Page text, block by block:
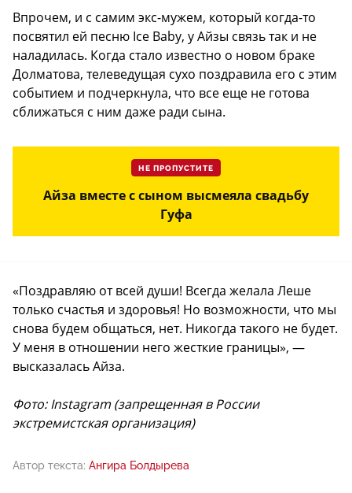
Впрочем, и с самим экс-мужем, который когда-то
посвятил ей песню Ice Baby, у Айзы связь так и не
наладилась. Когда стало известно о новом браке
Долматова, телеведущая сухо поздравила его с этим
событием и подчеркнула, что все еще не готова
сближаться с ним даже ради сына.
НЕ ПРОПУСТИТЕ
Айза вместе с сыном высмеяла свадьбу
Гуфа
«Поздравляю от всей души! Всегда желала Леше
только счастья и здоровья! Но возможности, что мы
снова будем общаться, нет. Никогда такого не будет.
У меня в отношении него жесткие границы», —
высказалась Айза.
Фото: Instagram (запрещенная в России
экстремистская организация)
Автор текста: Ангира Болдырева